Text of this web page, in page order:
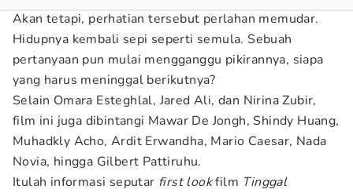
Akan tetapi, perhatian tersebut perlahan memudar.
Hidupnya kembali sepi seperti semula. Sebuah
pertanyaan pun mulai mengganggu pikirannya, siapa
yang harus meninggal berikutnya?
Selain Omara Esteghlal, Jared Ali, dan Nirina Zubir,
film ini juga dibintangi Mawar De Jongh, Shindy Huang,
Muhadkly Acho, Ardit Erwandha, Mario Caesar, Nada
Novia, hingga Gilbert Pattiruhu.
Itulah informasi seputar first lookfilm Tinggal